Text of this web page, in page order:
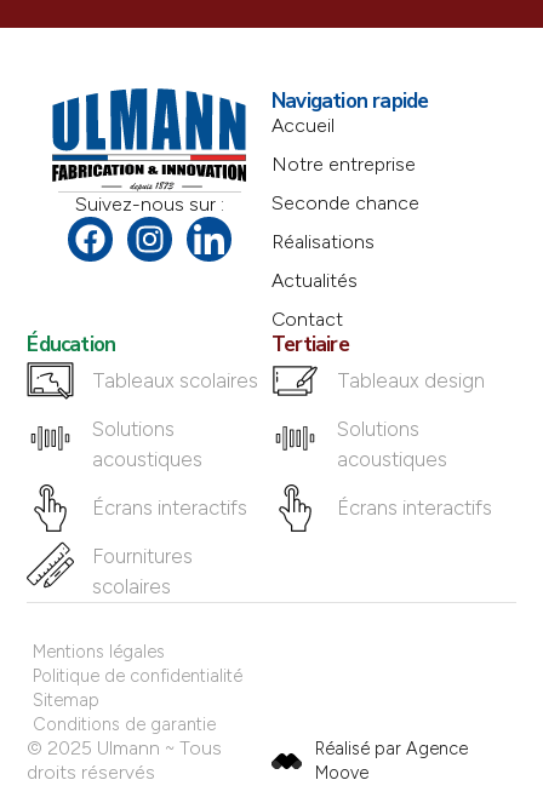
Suivez-nous sur :
Navigation rapide
Accueil
Notre entreprise
Seconde chance
Réalisations
Actualités
Contact
Éducation
Tableaux scolaires
Solutions
acoustiques
Écrans interactifs
Fournitures
scolaires
Tertiaire
Tableaux design
Solutions
acoustiques
Écrans interactifs
Mentions légales
Politique de confidentialité
Sitemap
Conditions de garantie
© 2025 Ulmann ~ Tous
droits réservés
Réalisé par Agence
Moove